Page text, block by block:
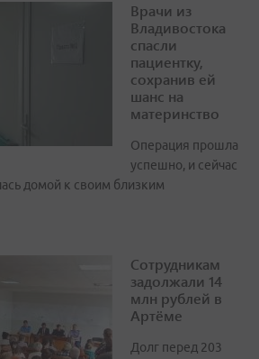
Врачи из
Владивостока
спасли
пациентку,
сохранив ей
шанс на
материнство
Операция прошла
успешно, и сейчас
домой к своим близким
Сотрудникам
задолжали 14
млн рублей в
Артёме
Долг перед 203